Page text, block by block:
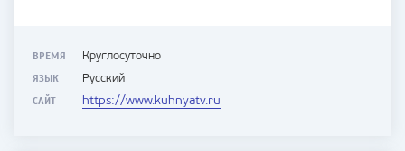
ВРЕМЯ Круглосуточно
ЯЗЫК Русский
САЙТ https://www.kuhnyatv.ru